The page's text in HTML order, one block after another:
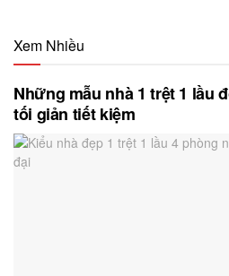
Xem Nhiều
Những mẫu nhà 1 trệt 1 lầu
tối giản tiết kiệm